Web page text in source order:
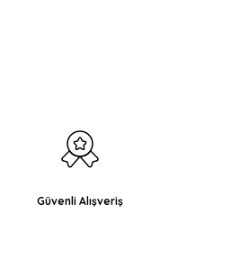
Güvenli Alışveriş